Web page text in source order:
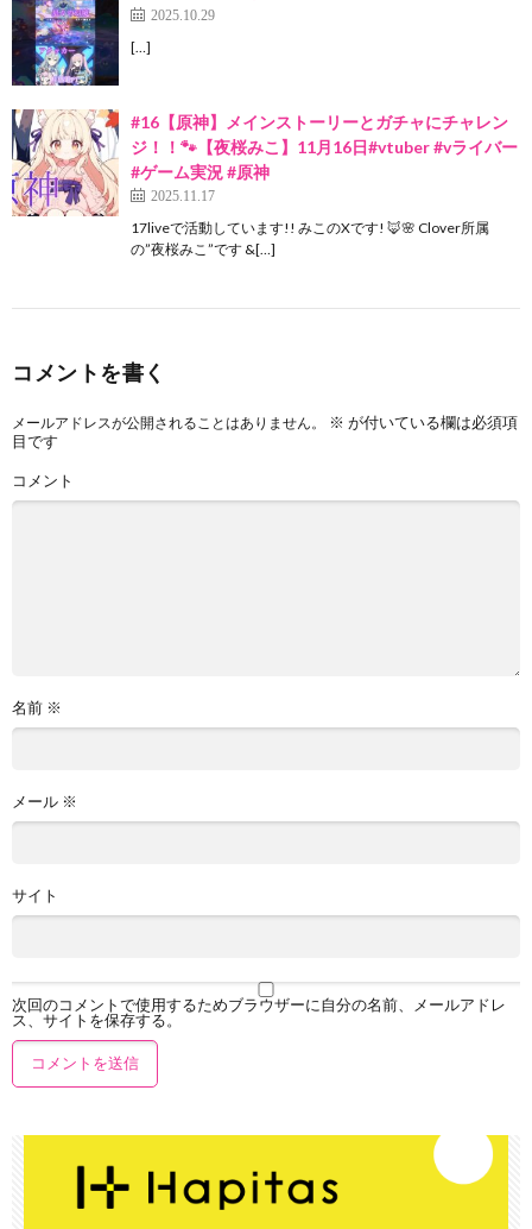
2025.10.29
[…]
#16【原神】メインストーリーとガチャにチャレン
ジ！！🐾【夜桜みこ】11月16日#vtuber #vライバー
#ゲーム実況 #原神
2025.11.17
17liveで活動しています!! みこのXです! 🦊🌸 Clover所属
の”夜桜みこ”です &[…]
コメントを書く
メールアドレスが公開されることはありません。 ※ が付いている欄は必須項
目です
コメント
名前 ※
メール ※
サイト
次回のコメントで使用するためブラウザーに自分の名前、メールアドレ
ス、サイトを保存する。